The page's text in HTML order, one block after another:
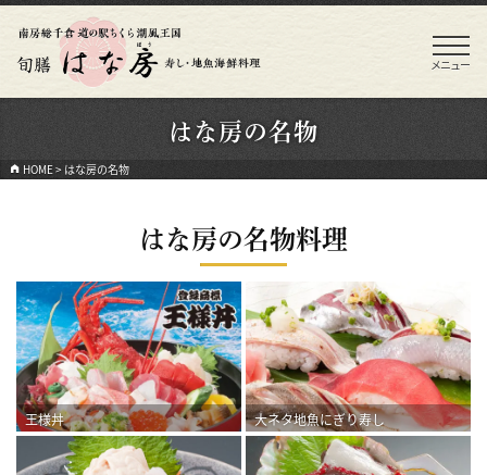
メニュー
はな房の名物
HOME> はな房の名物
はな房の名物料理
王様丼 大ネタ地魚にぎり寿し